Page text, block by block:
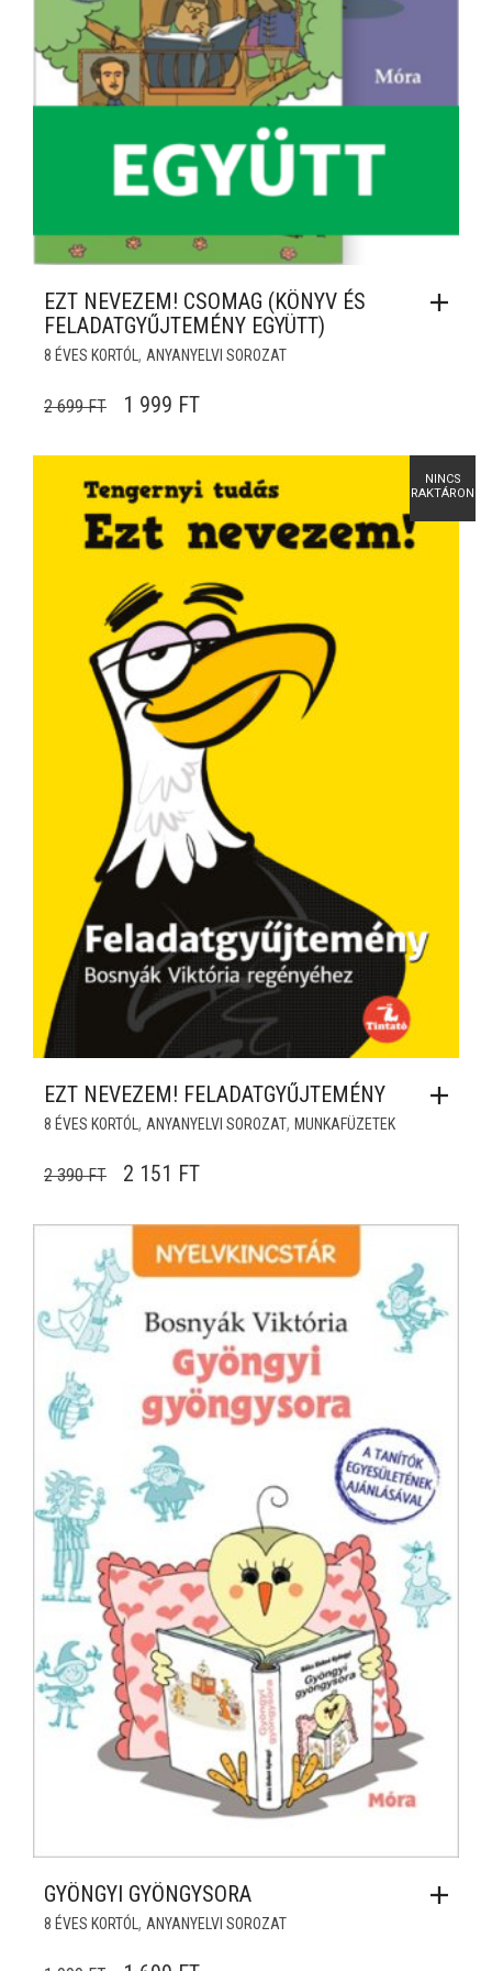
EZT NEVEZEM! CSOMAG (KÖNYV ÉS
FELADATGYŰJTEMÉNY EGYÜTT)
8 ÉVES KORTÓL , ANYANYELVI SOROZAT
2 699FT ORIGINAL PRICE WAS: 2 699 FT.
1 999 FTCURRENT PRICE IS: 1 999 FT.
NINCS
RAKTÁRON
EZT NEVEZEM! FELADATGYŰJTEMÉNY
8 ÉVES KORTÓL , ANYANYELVI SOROZAT, MUNKAFÜZETEK
2 390FT ORIGINAL PRICE WAS: 2 390 FT.
2 151 FTCURRENT PRICE IS: 2 151 FT.
GYÖNGYI GYÖNGYSORA
8 ÉVES KORTÓL , ANYANYELVI SOROZAT